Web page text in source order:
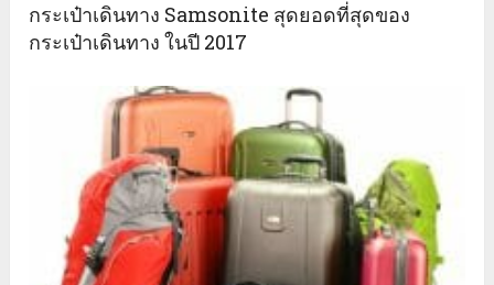
กระเป๋าเดินทาง Samsonite สุดยอดที่สุดของ
กระเป๋าเดินทาง ในปี 2017